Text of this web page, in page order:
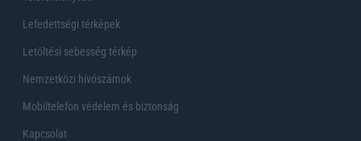
Lefedettségi térképek
Letöltési sebesség térkép
Nemzetközi hívószámok
Mobiltelefon védelem és biztonság
Kapcsolat